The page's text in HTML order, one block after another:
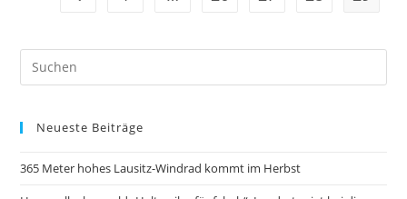
Neueste Beiträge
365 Meter hohes Lausitz-Windrad kommt im Herbst